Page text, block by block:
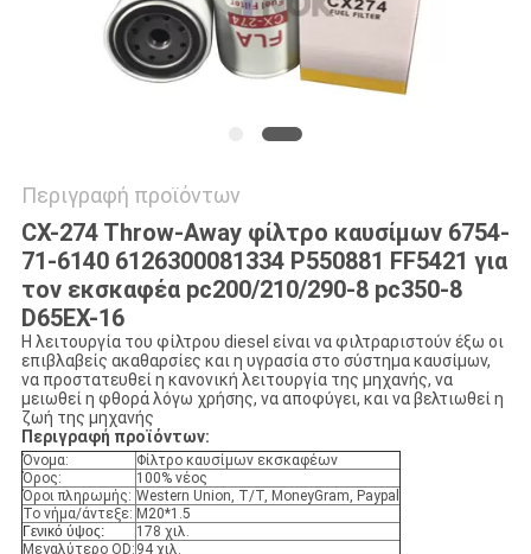
PRIVACY
Περιγραφή προϊόντων
CX-274 Throw-Away φίλτρο καυσίμων 6754-
71-6140 6126300081334 P550881 FF5421 για
τον εκσκαφέα pc200/210/290-8 pc350-8
D65EX-16
Η λειτουργία του φίλτρου diesel είναι να φιλτραριστούν έξω οι
επιβλαβείς ακαθαρσίες και η υγρασία στο σύστημα καυσίμων,
να προστατευθεί η κανονική λειτουργία της μηχανής, να
μειωθεί η φθορά λόγω χρήσης, να αποφύγει, και να βελτιωθεί η
ζωή της μηχανής
Περιγραφή προϊόντων:
Όνομα:
Φίλτρο καυσίμων εκσκαφέων
Όρος:
100% νέος
Όροι πληρωμής: Western Union, T/T, MoneyGram, Paypal
Το νήμα/άντεξε: M20*1.5
Γενικό ύψος:
178 χιλ.
Μεγαλύτερο OD: 94 χιλ.